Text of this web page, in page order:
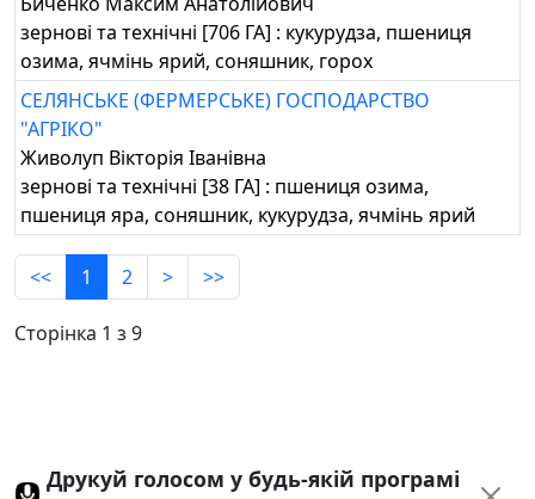
зернові та технічні [706 ГА] : кукурудза, пшениця
озима, ячмінь ярий, соняшник, горох
СЕЛЯНСЬКЕ (ФЕРМЕРСЬКЕ) ГОСПОДАРСТВО
"АГРІКО"
Живолуп Вікторія Іванівна
зернові та технічні [38 ГА] : пшениця озима,
пшениця яра, соняшник, кукурудза, ячмінь ярий
<< 1 2 > >>
Сторінка 1 з 9
Друкуй голосом у будь-якій програмі